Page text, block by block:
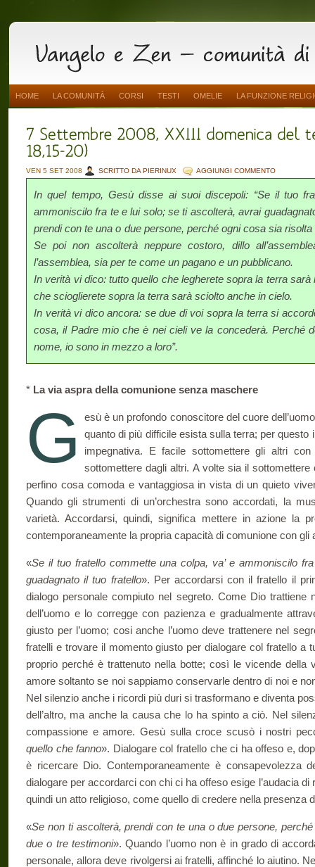
HOME LA COMUNITÀ CORSI TESTI OMELIE LA FUNZIONE
VEN 5 SET 2008 SCRITTO DA PIERINUX AGGIUNGI COMMENTO
In quel tempo, Gesù disse ai suoi discepoli: “Se il tuo
ammoniscilo fra te e lui solo; se ti ascolterà, avrai
prendi con te una o due persone, perché ogni cosa sia
Se poi non ascolterà neppure costoro, dillo
l’assemblea, sia per te come un pagano e un pubblicano.
In verità vi dico: tutto quello che legherete sopra la terra
che scioglierete sopra la terra sarà sciolto anche in cielo.
In verità vi dico ancora: se due di voi sopra la terra si
cosa, il Padre mio che è nei cieli ve la concederà. Perché
nome, io sono in mezzo a loro”.
* La via aspra della comunione senza maschere
G
esù è un profondo conoscitore del cuore
quanto di più difficile esista sulla terra; per questo
impegnativa. E facile sottomettere gli altri
sottomette­re dagli altri. A volte sia il
perfino cosa comoda e vantaggiosa in vista di un quieto
Quando gli strumenti di un’or­chestra sono accordati, la
varietà. Accordarsi, quindi, significa mettere in azione la
contemporaneamente la propria capacità di comunione con gli
«Se il tuo fratello commette una colpa, va’ e ammoniscilo
guadagnato il tuo fratello». Per accor­darsi con il fratello il
dialogo personale compiuto nel segreto. Come Dio
dell’uomo e lo corregge con pazienza e gradual­mente
giusto per l’uomo; cosi anche l’uomo deve trattenere nel
fratelli e trovare il momento giusto per dialogare col fra­tello a
proprio perché è tratte­nuto nella botte; così le vicende della
amore soltanto se noi sappiamo conservarle dentro di noi e
Nel silenzio anche i ricordi più duri si trasformano e diventa
dell’altro, ma anche la causa che lo ha spinto a ciò. Nel
compassione e amore. Gesù sulla croce scusò i nostri
quello che fanno». Dialogare col fratello che ci ha offeso e,
è ricercare Dio. Contemporaneamente è consapevolezza
dialogare per ac­cordarci con chi ci ha offeso esige l’audacia
quindi un atto religioso, come quello di credere nella presenza
«Se non ti ascolterà, prendi con te una o due persone,
due o tre testimoni». Quando l’uomo non è in grado di
perso­nale, allora deve rivolgersi ai fratelli, affinché lo aiutino.